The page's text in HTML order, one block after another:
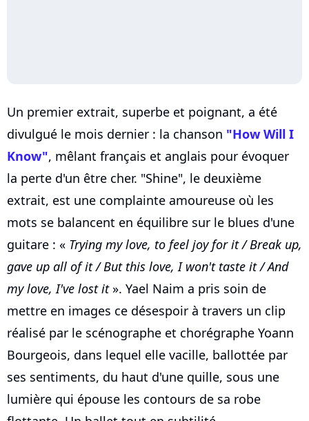
Un premier extrait, superbe et poignant, a été
divulgué le mois dernier : la chanson "How Will I
Know", mêlant français et anglais pour évoquer
la perte d'un être cher. "Shine", le deuxième
extrait, est une complainte amoureuse où les
mots se balancent en équilibre sur le blues d'une
guitare : « Trying my love, to feel joy for it / Break up,
gave up all of it / But this love, I won't taste it / And
my love, I've lost it». Yael Naim a pris soin de
mettre en images ce désespoir à travers un clip
réalisé par le scénographe et chorégraphe Yoann
Bourgeois, dans lequel elle vacille, ballottée par
ses sentiments, du haut d'une quille, sous une
lumière qui épouse les contours de sa robe